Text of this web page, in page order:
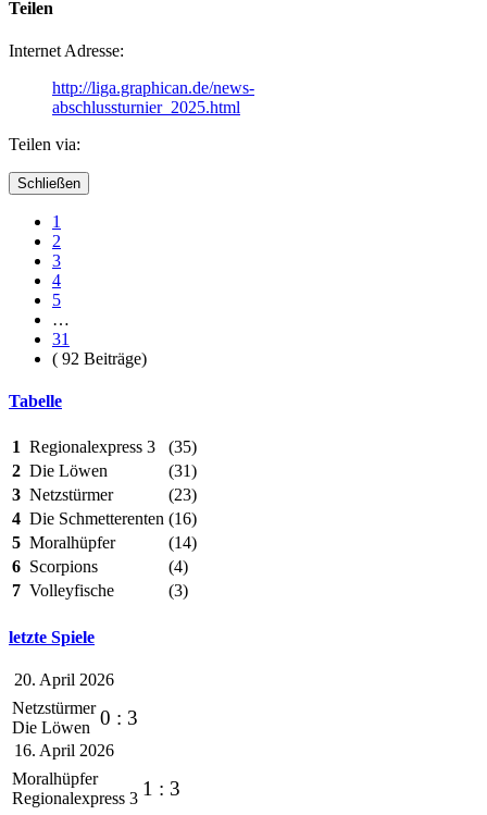
Teilen
Internet Adresse:
http://liga.graphican.de/news-
abschlussturnier_2025.html
Teilen via:
Schließen
1
2
3
4
5
…
31
( 92 Beiträge)
Tabelle
1 Regionalexpress 3
(35)
2 Die Löwen
(31)
3 Netzstürmer
(23)
4 Die Schmetterenten (16)
5 Moralhüpfer
(14)
6 Scorpions
(4)
7 Volleyfische (3)
letzte Spiele
20. April 2026
Netzstürmer
Die Löwen 0 : 3
16. April 2026
Moralhüpfer
Regionalexpress 3 1 : 3